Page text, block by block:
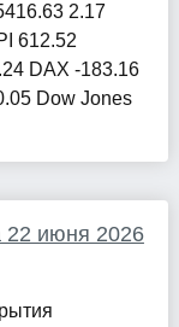
2.17
612.52
DAX -183.16
Dow Jones
22 июня 2026